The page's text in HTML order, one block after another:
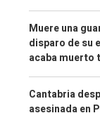
Muere una
disparo de su
acaba muerto
Cantabria
asesinada en